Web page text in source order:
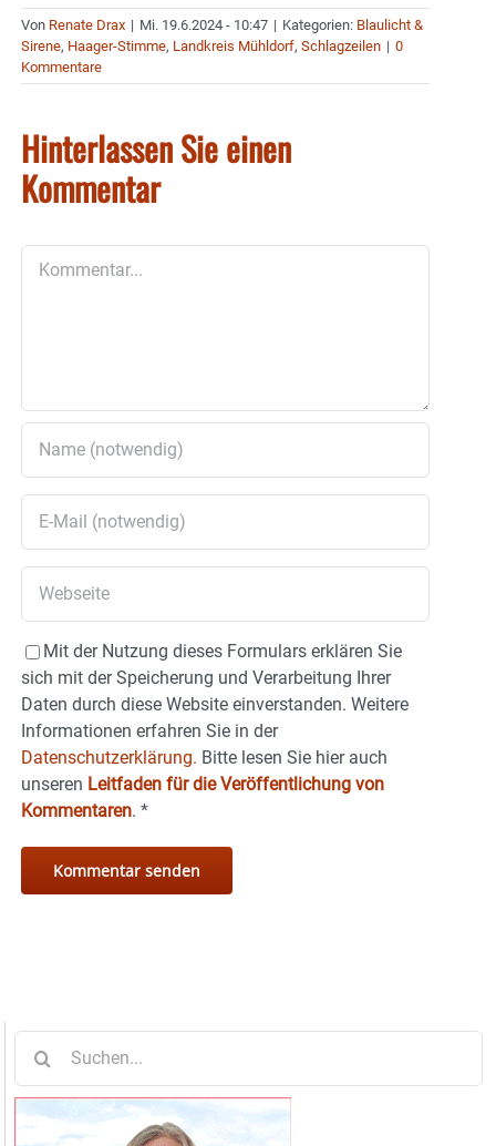
Von Renate Drax | Mi. 19.6.2024 - 10:47 | Kategorien: Blaulicht &
Sirene, Haager-Stimme, Landkreis Mühldorf, Schlagzeilen | 0
Kommentare
Hinterlassen Sie einen
Kommentar
Mit der Nutzung dieses Formulars erklären Sie
sich mit der Speicherung und Verarbeitung Ihrer
Daten durch diese Website einverstanden. Weitere
Informationen erfahren Sie in der
Datenschutzerklärung. Bitte lesen Sie hier auch
unseren Leitfaden für die Veröffentlichung von
Kommentaren. *
nach: